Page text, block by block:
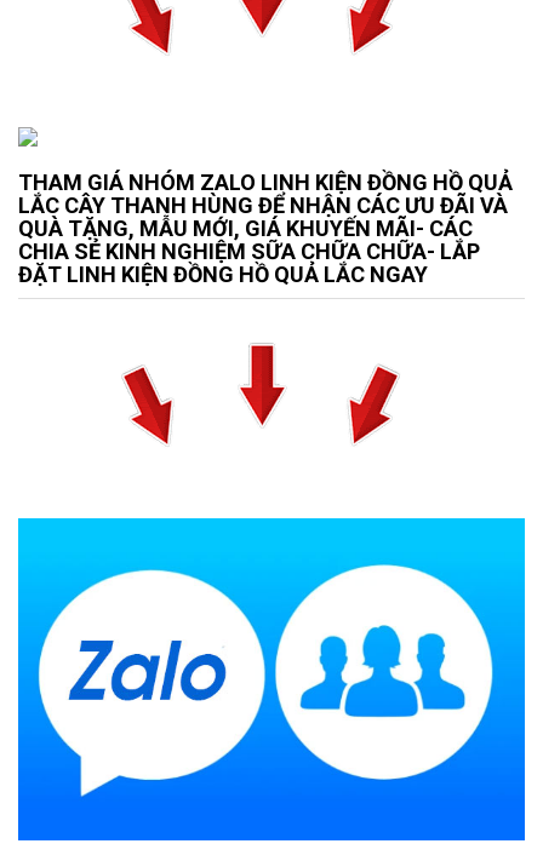
THAM GIÁ NHÓM ZALO LINH KIỆN ĐỒNG HỒ QUẢ
LẮC CÂY THANH HÙNG ĐỂ NHẬN CÁC ƯU ĐÃI VÀ
QUÀ TẶNG, MẪU MỚI, GIÁ KHUYẾN MÃI- CÁC
CHIA SẺ KINH NGHIỆM SỮA CHỮA CHỮA- LẮP
ĐẶT LINH KIỆN ĐỒNG HỒ QUẢ LẮC NGAY